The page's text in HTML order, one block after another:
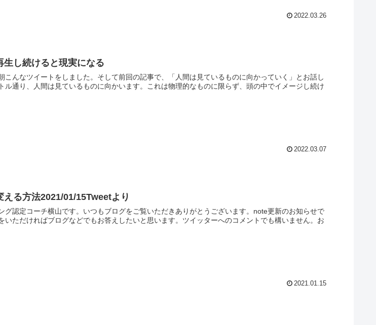
2022.03.26
生し続けると現実になる
こんなツイートをしました。そして前回の記事で、「人間は見ているものに向かっていく」とお話し
ル通り、人間は見ているものに向かいます。これは物理的なものに限らず、頭の中でイメージし続け
2022.03.07
る方法2021/01/15Tweetより
グ認定コーチ横山です。いつもブログをご覧いただきありがとうございます。note更新のお知らせで
いただければブログなどでもお答えしたいと思います。ツイッターへのコメントでも構いません。お
2021.01.15